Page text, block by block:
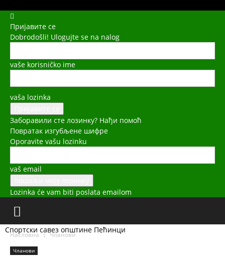
Пријавите се
Dobrodošli! Ulogujte se na nalog
vaše korisničko ime
vaša lozinka
Заборавили сте лозинку? Нађи помоћ
Повратак изгубљене шифре
Oporavite vašu lozinku
vaš email
Lozinka će vam biti poslata emailom
Спортски савез општине Пећинци
Насловна Чланови
Чланови